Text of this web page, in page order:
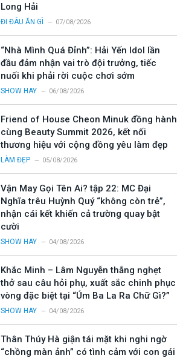
Long Hải
ĐI ĐÂU ĂN GÌ 07/08/2026
“Nhà Mình Quá Đỉnh”: Hải Yến Idol lần
đầu đảm nhận vai trò đội trưởng, tiếc
nuối khi phải rời cuộc chơi sớm
SHOW HAY 06/08/2026
Friend of House Cheon Minuk đồng hành
cùng Beauty Summit 2026, kết nối
thương hiệu với cộng đồng yêu làm đẹp
LÀM ĐẸP 05/08/2026
Vận May Gọi Tên Ai? tập 22: MC Đại
Nghĩa trêu Huỳnh Quý “không còn trẻ”,
nhận cái kết khiến cả trường quay bật
cười
SHOW HAY 04/08/2026
Khắc Minh – Lâm Nguyễn thắng nghẹt
thở sau câu hỏi phụ, xuất sắc chinh phục
vòng đặc biệt tại “Úm Ba La Ra Chữ Gì?”
SHOW HAY 04/08/2026
Thân Thúy Hà giận tái mặt khi nghi ngờ
“chồng màn ảnh” có tình cảm với con gái